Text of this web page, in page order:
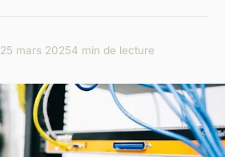
25 mars 20254 min de lecture